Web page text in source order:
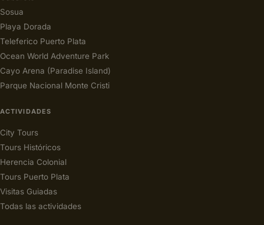
Sosua
Playa Dorada
Teleferico Puerto Plata
Ocean World Adventure Park
Cayo Arena (Paradise Island)
Parque Nacional Monte Cristi
ACTIVIDADES
City Tours
Tours Históricos
Herencia Colonial
Tours Puerto Plata
Visitas Guiadas
Todas las actividades